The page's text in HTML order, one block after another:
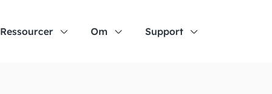
Ressourcer Om Support